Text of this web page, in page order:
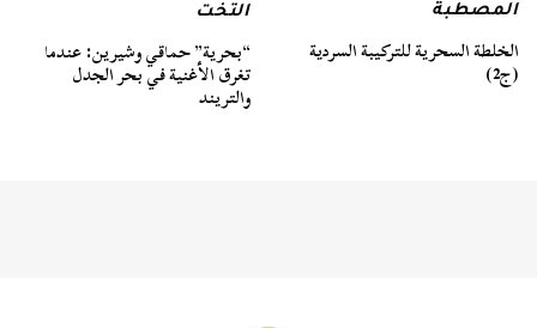
المصطبة
الخلطة السحرية للتركيبة السردية
(ج2)
التخت
“بحرية” حماقي وشيرين: عندما
تغرق الأغنية في بحر الجدل
والتريند